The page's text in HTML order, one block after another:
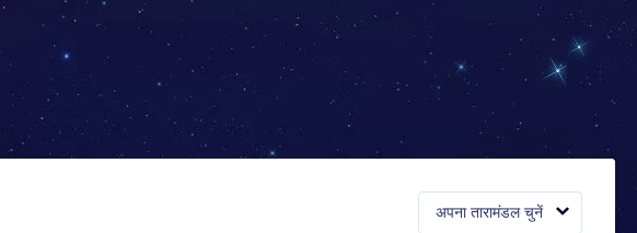
अपना तारामंडल चुनें